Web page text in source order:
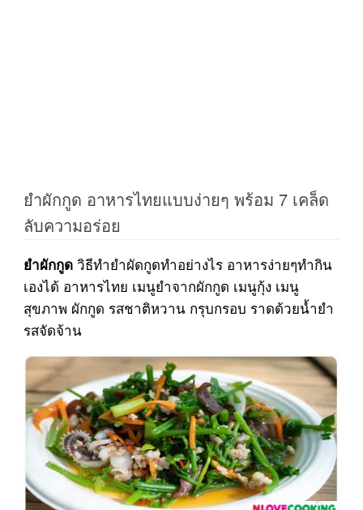
ยำผักกูด อาหารไทยแบบง่ายๆ พร้อม 7 เคล็ด
ลับความอร่อย
ยำผักกูดวิธีทำยำผัดกูดทำอย่างไร อาหารง่ายๆทำกิน
เองได้ อาหารไทย เมนูยำจากผักกูด เมนูกุ้ง เมนู
สุขภาพ ผักกูด รสชาติหวาน กรุบกรอบ ราดด้วยน้ำยำ
รสจัดจ้าน